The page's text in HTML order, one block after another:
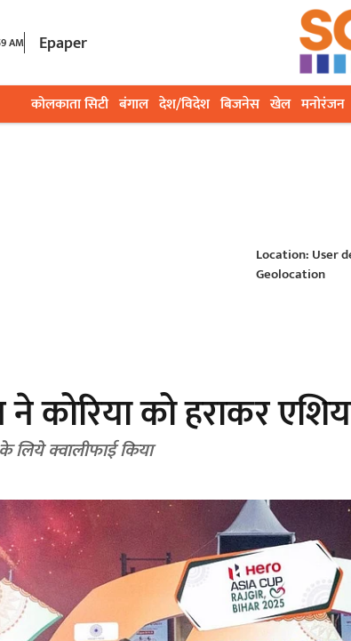
AM Epaper
कोलकाता सिटी बंगाल देश/विदेश बिजनेस खेल मनोरंजन
Location: User
Geolocation
ने कोरिया को हराकर
लिये क्वालीफाई किया